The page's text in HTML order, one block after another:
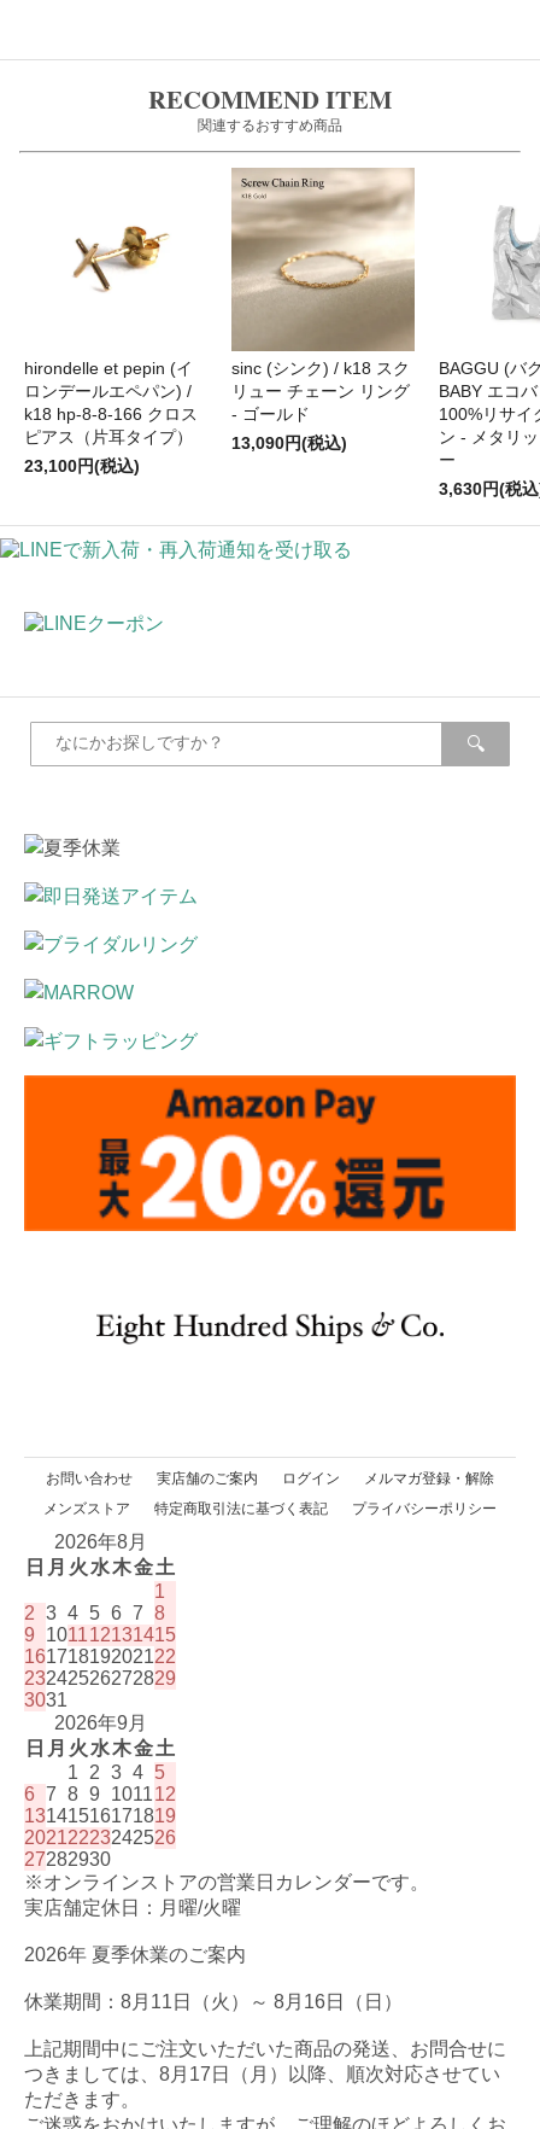
RECOMMEND ITEM
関連するおすすめ商品
hirondelle et pepin (イ
ロンデールエペパン) /
k18 hp-8-8-166 クロス
ピアス（片耳タイプ）
23,100円(税込)
sinc (シンク) / k18 スク
リュー チェーン リング
- ゴールド
13,090円(税込)
BAGGU (バ
BABY エコ
100%リサイ
ン - メタリ
ー
3,630円(税
お問い合わせ 実店舗のご案内 ログイン
メルマガ登録・解除
メンズストア
特定商取引法に基づく表記 プライバシーポリシー
2026年8月
日 月 火 水木金土
1
2 3 4 5 6 7 8
9
101112131415
16171819202122
23242526272829
3031
2026年9月
日 月 火 水木金土
1
2 3 4 5
6 7 8 9 101112
13141516171819
20212223242526
27282930
※オンラインストアの営業日カレンダーです。
実店舗定休日：月曜/火曜
2026年 夏季休業のご案内
休業期間：8月11日（火）～ 8月16日（日）
上記期間中にご注文いただいた商品の発送、お問合せに
つきましては、8月17日（月）以降、順次対応させてい
ただきます。
ご迷惑をおかけいたしますが、ご理解のほどよろしくお